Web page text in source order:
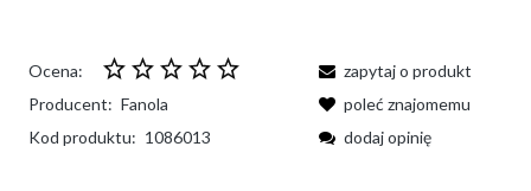
Ocena:
Producent: Fanola
Kod produktu: 1086013
zapytaj o produkt
poleć znajomemu
dodaj opinię